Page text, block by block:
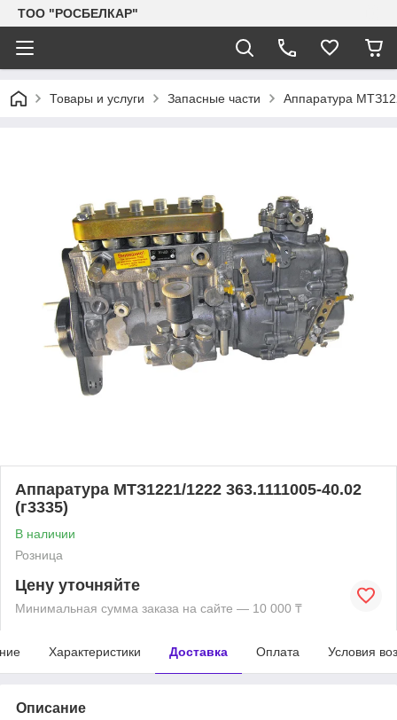
TOO "РОСБЕЛКАР"
Товары и услуги Запасные части Аппаратура
Аппаратура МТЗ1221/1222 363.1111005-40.02
(г3335)
В наличии
Розница
Цену уточняйте
Минимальная сумма заказа на сайте — 10 000 ₸
Характеристики Доставка Оплата Условия
Описание